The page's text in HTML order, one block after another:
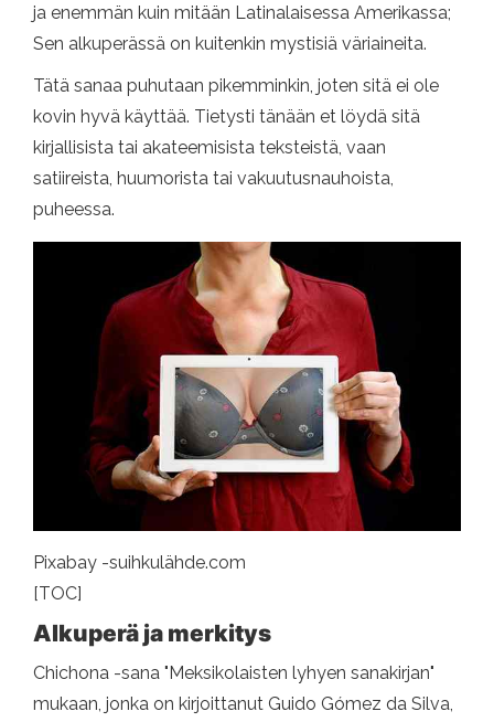
ja enemmän kuin mitään Latinalaisessa Amerikassa;
Sen alkuperässä on kuitenkin mystisiä väriaineita.
Tätä sanaa puhutaan pikemminkin, joten sitä ei ole
kovin hyvä käyttää. Tietysti tänään et löydä sitä
kirjallisista tai akateemisista teksteistä, vaan
satiireista, huumorista tai vakuutusnauhoista,
puheessa.
Pixabay -suihkulähde.com
[TOC]
Alkuperä ja merkitys
Chichona -sana "Meksikolaisten lyhyen sanakirjan"
mukaan, jonka on kirjoittanut Guido Gómez da Silva,